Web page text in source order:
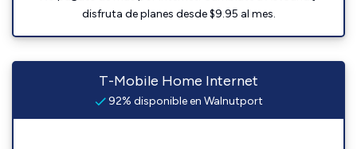
disfruta de planes desde $9.95 al mes.
T-Mobile Home Internet
92% disponible en Walnutport